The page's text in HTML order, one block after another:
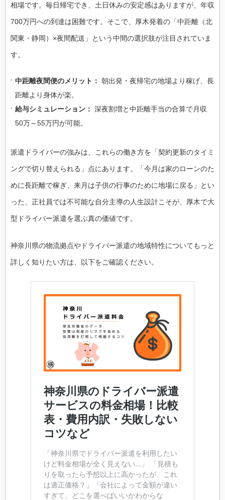
相場です。毎日帰宅でき、土日休みの安定感はありますが、年収
700万円への到達は困難です。そこで、厚木発着の「中距離（北
関東・静岡）×夜間配送」という中間の選択肢が注目されていま
す。
中距離夜間便のメリット： 朝出発・夜帰宅の地場より稼げ、長
距離より身体が楽。
給与シミュレーション： 深夜割増と中距離手当の合算で月収
50万～55万円が可能。
派遣ドライバーの強みは、これらの働き方を「契約更新のタイミ
ングで切り替えられる」点にあります。「今月は家のローンのた
めに長距離で稼ぎ、来月は子供の行事のために地場に戻る」とい
った、正社員では不可能な自分主導の人生設計こそが、厚木で大
型ドライバー派遣を選ぶ真の価値です。
神奈川県の物流拠点やドライバー派遣の地域特性についてもっと
詳しく知りたい方は、以下をご確認ください。